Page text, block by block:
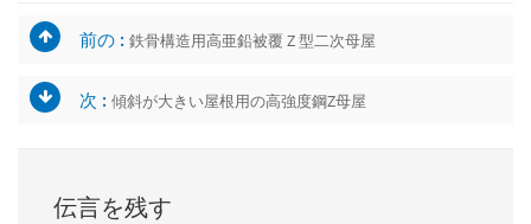
前の : 鉄骨構造用高亜鉛被覆 Z 型二次母屋
次 : 傾斜が大きい屋根用の高強度鋼Z母屋
伝言を残す